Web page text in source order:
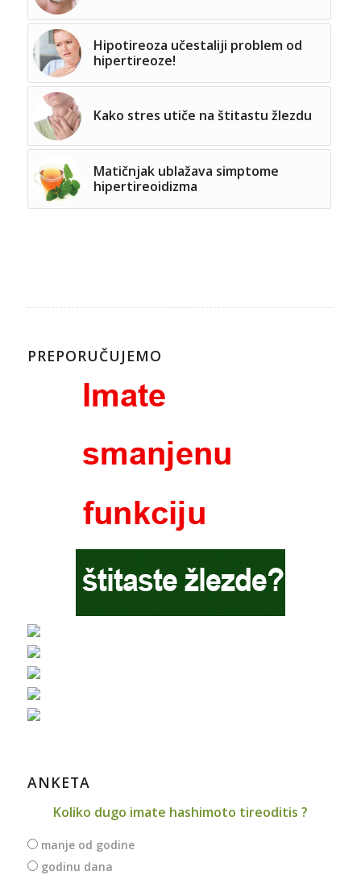
Hipotireoza učestaliji problem od
hipertireoze!
Kako stres utiče na štitastu žlezdu
Matičnjak ublažava simptome
hipertireoidizma
PREPORUČUJEMO
ANKETA
Koliko dugo imate hashimoto tireoditis ?
manje od godine
godinu dana